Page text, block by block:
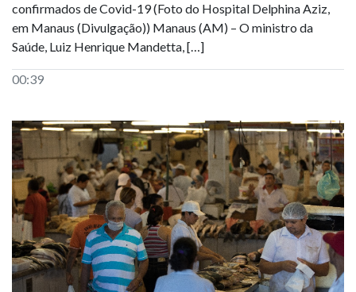
confirmados de Covid-19 (Foto do Hospital Delphina Aziz,
em Manaus (Divulgação)) Manaus (AM) – O ministro da
Saúde, Luiz Henrique Mandetta, […]
00:39